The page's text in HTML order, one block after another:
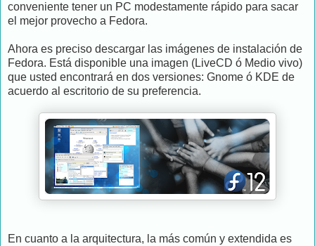
conveniente tener un PC modestamente rápido para sacar
el mejor provecho a Fedora.
Ahora es preciso descargar las imágenes de instalación de
Fedora. Está disponible una imagen (LiveCD ó Medio vivo)
que usted encontrará en dos versiones: Gnome ó KDE de
acuerdo al escritorio de su preferencia.
En cuanto a la arquitectura, la más común y extendida es